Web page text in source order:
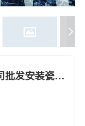
批发安装瓷砖